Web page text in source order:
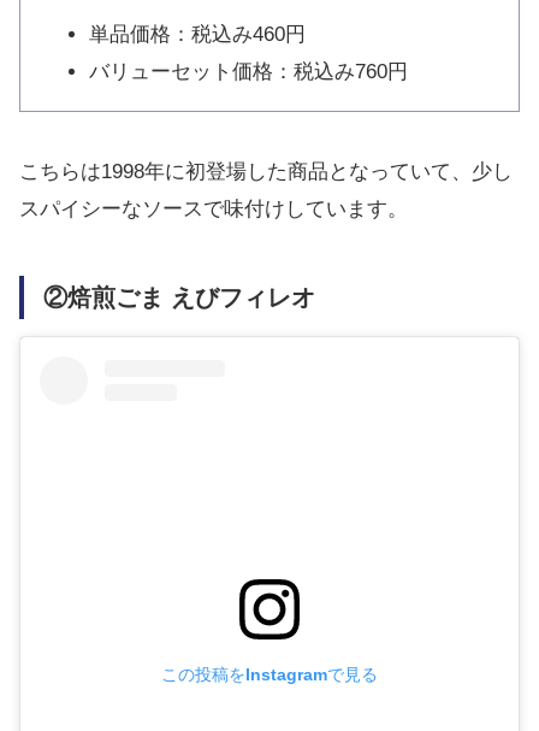
単品価格：税込み460円
バリューセット価格：税込み760円
こちらは1998年に初登場した商品となっていて、少し
スパイシーなソースで味付けしています。
②焙煎ごま えびフィレオ
この投稿をInstagramで見る